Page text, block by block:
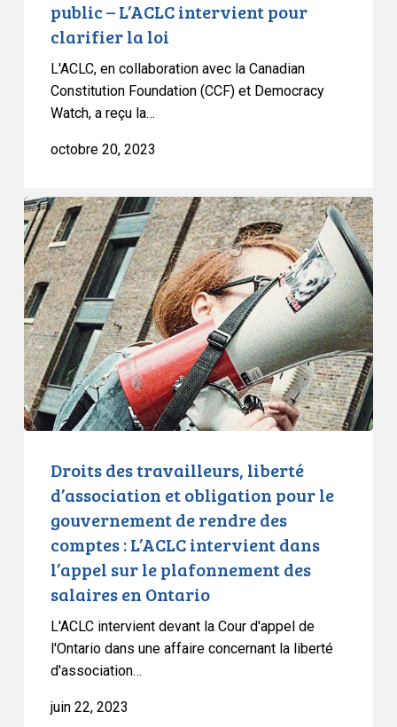
selon
tribunal
public – L’ACLC intervient pour
clarifier la loi
L'ACLC, en collaboration avec la Canadian
Constitution Foundation (CCF) et Democracy
Watch, a reçu la…
octobre 20, 2023
Droits
des
travailleurs,
liberté
d’association
et
obligation
pour
le
gouvernement
comptes
L’ACLC
intervient
dans
l’appel
Droits des travailleurs, liberté
d’association et obligation pour le
gouvernement de rendre des
comptes : L’ACLC intervient dans
l’appel sur le plafonnement des
salaires en Ontario
L'ACLC intervient devant la Cour d'appel de
l'Ontario dans une affaire concernant la liberté
d'association…
juin 22, 2023